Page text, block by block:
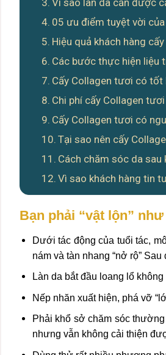
05 ưu điểm tuyệt vời
Hiệu quả khách hàng
Các bước thực hiện liệu
Cấy Collagen tươi có tốt
Chi phí cấy Collagen
Cấy Collagen tươi có
Tại sao nên cấy
Cách chăm sóc da
Vì sao khách hàng tin
Bạn phải “vật lộn”
Dưới tác động của tuổi tác,
nám và tàn nhang “nở rộ”
Làn da bắt đầu loang lổ
Nếp nhăn xuất hiện, phá vỡ
Phải khổ sở chăm sóc
nhưng vẫn không cải thiện